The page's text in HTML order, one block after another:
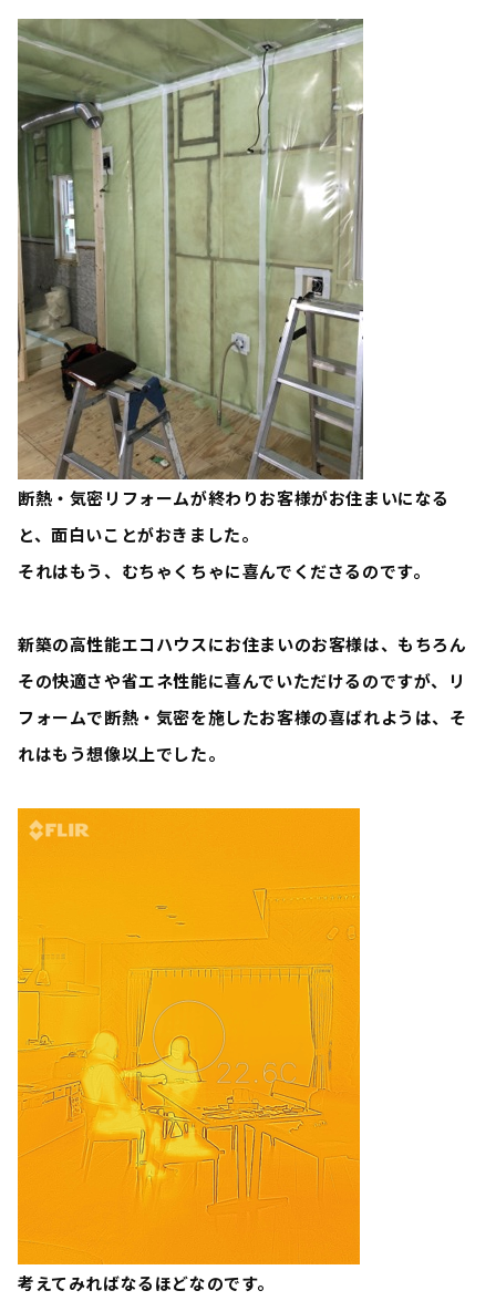
断熱・気密リフォームが終わりお客様がお住まいになる
と、面白いことがおきました。
それはもう、むちゃくちゃに喜んでくださるのです。
新築の高性能エコハウスにお住まいのお客様は、もちろん
その快適さや省エネ性能に喜んでいただけるのですが、リ
フォームで断熱・気密を施したお客様の喜ばれようは、そ
れはもう想像以上でした。
考えてみればなるほどなのです。